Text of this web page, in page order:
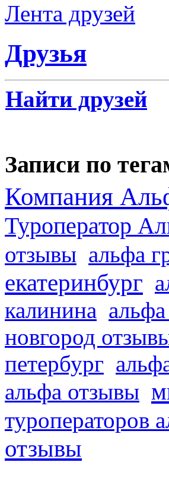
Лента друзей
Друзья
Найти друзей
Записи по
Компания
Туроператор
отзывы альфа
екатеринбург
калинина
новгород
петербург
альфа отзывы
туроператоров
отзывы